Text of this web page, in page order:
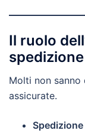
Il ruolo
spedizione
Molti non sanno
assicurate.